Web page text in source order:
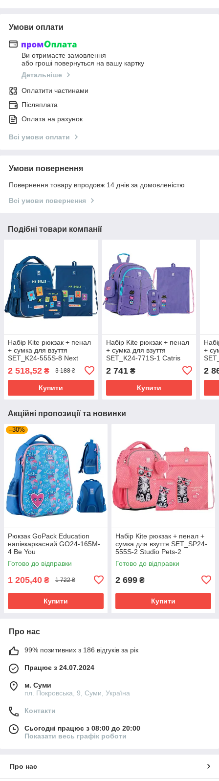
Умови оплати
Ви отримаєте замовлення
або гроші повернуться на вашу картку
Детальніше
Оплатити частинами
Післяплата
Оплата на рахунок
Всі умови оплати
Умови повернення
Повернення товару впродовж 14 днів за домовленістю
Всі умови повернення
Подібні товари компанії
Набір Kite рюкзак + пенал
+ сумка для взуття
SET_K24-555S-8 Next
2 518,52 ₴ 3 188 ₴
Купити
Набір Kite рюкзак + пенал
+ сумка для взуття
SET_K24-771S-1 Catris
2 741₴
Купити
+
2
Акційні пропозиції та новинки
–30%
Рюкзак GoPack Education
напівкаркасний GO24-165M-
4 Be You
Готово до відправки
1 205,40 ₴ 1 722 ₴
Купити
Набір Kite рюкзак + пенал +
сумка для взуття SET_SP24-
555S-2 Studio Pets-2
Готово до відправки
2 699 ₴
Купити
Про нас
99% позитивних з 186 відгуків за рік
Працює з 24.07.2024
м. Суми
пл. Покровська, 9, Суми, Україна
Контакти
Сьогодні працює з 08:00 до 20:00
Показати весь графік роботи
Про нас